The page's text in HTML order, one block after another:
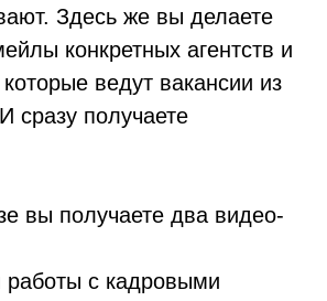
Здесь же вы делаете
конкретных агентств и
которые ведут вакансии из
получаете
вы получаете два видео-
работы с кадровыми